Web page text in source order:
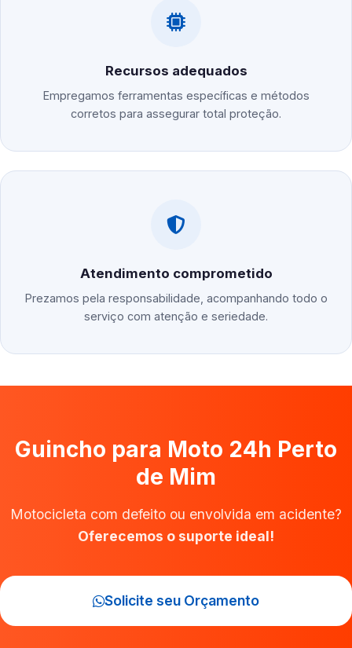
Recursos adequados
Empregamos ferramentas específicas e métodos
corretos para assegurar total proteção.
Atendimento comprometido
Prezamos pela responsabilidade, acompanhando todo o
serviço com atenção e seriedade.
Guincho para Moto 24h Perto
de Mim
Motocicleta com defeito ou envolvida em acidente?
Oferecemos o suporte ideal!
Solicite seu Orçamento